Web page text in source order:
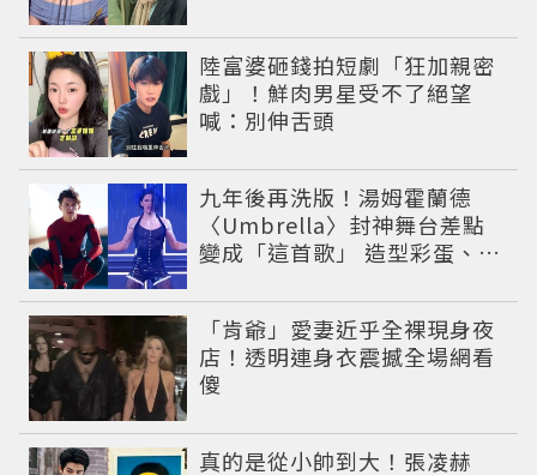
陸富婆砸錢拍短劇「狂加親密
戲」！鮮肉男星受不了絕望
喊：別伸舌頭
九年後再洗版！湯姆霍蘭德
〈Umbrella〉封神舞台差點
變成「這首歌」 造型彩蛋、暖
「肯爺」愛妻近乎全裸現身夜
店！透明連身衣震撼全場網看
傻
真的是從小帥到大！張凌赫